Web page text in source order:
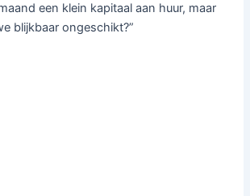
een klein kapitaal aan huur, maar
blijkbaar ongeschikt?”